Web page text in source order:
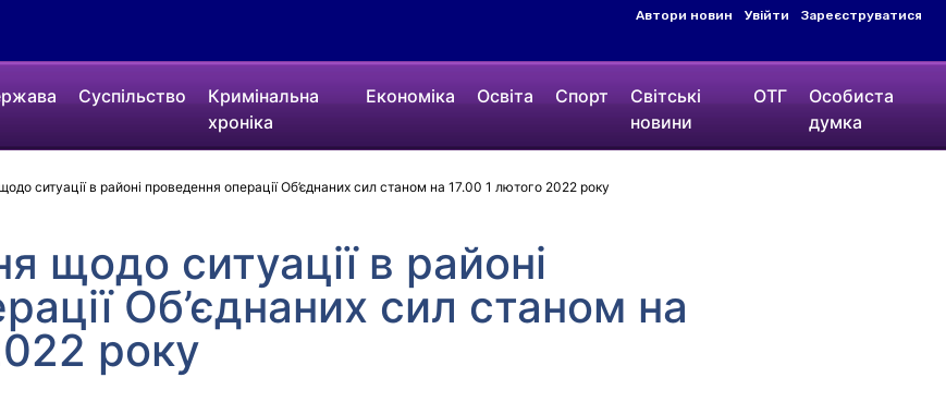
Автори новин Увійти Зареєструватися
Суспільство
Кримінальна
хроніка
Економіка Освіта Спорт
Світські
новини
ОТГ
Особиста
думка
ситуації в районі проведення операції Об’єднаних сил станом на 17.00 1 лютого 2022 року
щодо ситуації в районі
Об’єднаних сил станом на
року